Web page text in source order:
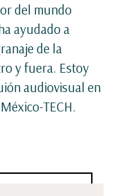
del mundo
ayudado a
de la
y fuera. Estoy
audiovisual en
TECH.